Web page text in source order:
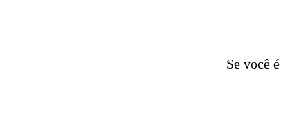
Se você